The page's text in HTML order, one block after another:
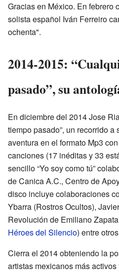
Gracias en México. En febrero
solista español Iván Ferreiro
ochenta".
2014-2015:
pasado”, su
En diciembre del 2014 Jose
tiempo pasado”, un recorrido a
aventura en el formato Mp3
canciones (17 inéditas y 33
sencillo “Yo soy como tú”
de Canica A.C., Centro de
disco incluye colaboraciones
Ybarra (Rostros Ocultos),
Revolución de Emiliano
Héroes del Silencio) entre
Cierra el 2014 obteniendo la
artistas mexicanos más